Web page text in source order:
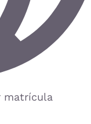
matrícula